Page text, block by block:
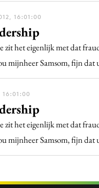
16:01:00
zit het eigenlijk met dat
mijnheer Samsom, fijn dat
16:01:00
zit het eigenlijk met dat
mijnheer Samsom, fijn dat